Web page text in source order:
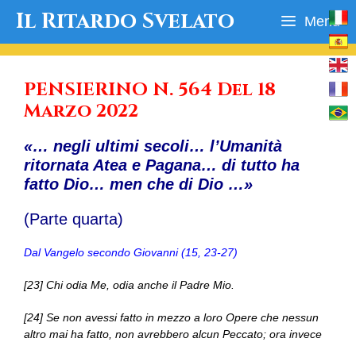
Il Ritardo Svelato Menu
PENSIERINO N. 564 Del 18
Marzo 2022
«… negli ultimi secoli… l’Umanità
ritornata Atea e Pagana… di tutto ha
fatto Dio… men che di Dio …»
(Parte quarta)
Dal Vangelo secondo Giovanni (15, 23-27)
[23] Chi odia Me, odia anche il Padre Mio.
[24] Se non avessi fatto in mezzo a loro Opere che nessun
altro mai ha fatto, non avrebbero alcun Peccato; ora invece